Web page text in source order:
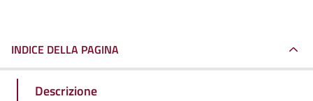
INDICE DELLA PAGINA
Descrizione